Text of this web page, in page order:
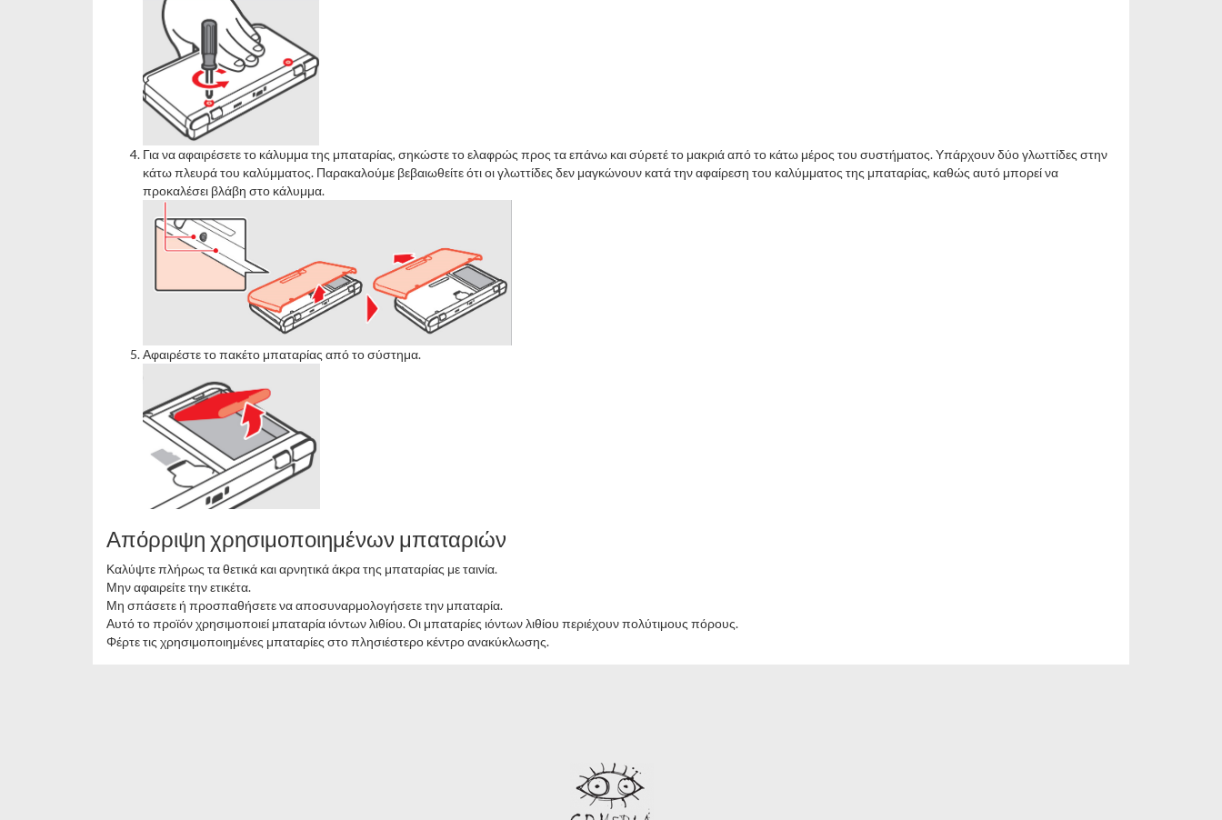
Για να αφαιρέσετε το κάλυμμα της μπαταρίας, σηκώστε το ελαφρώς προς τα επάνω και σύρετέ το μακριά από το κάτω μέρος του συστήματος. Υπάρχουν δύο γλωττίδες στην
κάτω πλευρά του καλύμματος. Παρακαλούμε βεβαιωθείτε ότι οι γλωττίδες δεν μαγκώνουν κατά την αφαίρεση του καλύμματος της μπαταρίας, καθώς αυτό μπορεί να
προκαλέσει βλάβη στο κάλυμμα.
Αφαιρέστε το πακέτο μπαταρίας από το σύστημα.
Απόρριψη χρησιμοποιημένων μπαταριών
Καλύψτε πλήρως τα θετικά και αρνητικά άκρα της μπαταρίας με ταινία.
Μην αφαιρείτε την ετικέτα.
Μη σπάσετε ή προσπαθήσετε να αποσυναρμολογήσετε την μπαταρία.
Αυτό το προϊόν χρησιμοποιεί μπαταρία ιόντων λιθίου. Οι μπαταρίες ιόντων λιθίου περιέχουν πολύτιμους πόρους.
Φέρτε τις χρησιμοποιημένες μπαταρίες στο πλησιέστερο κέντρο ανακύκλωσης.